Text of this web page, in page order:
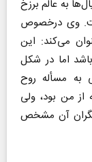
به عالم برزخ
وی درخصوص
می‌کند: این
اما در شکل
به مسأله روح
من بود، ولی
آن مشخص